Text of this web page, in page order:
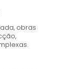
obras